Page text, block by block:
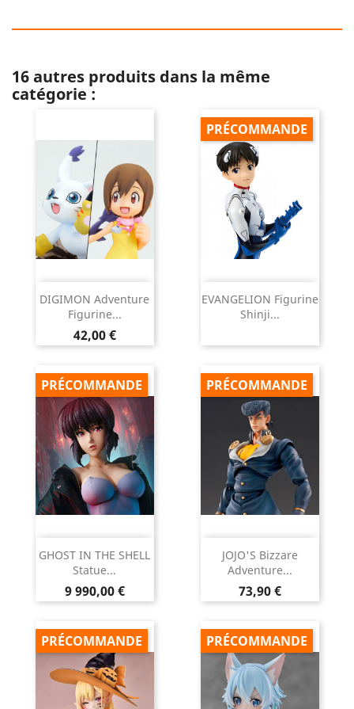
16 autres produits dans la même
catégorie :
DIGIMON Adventure
Figurine...
Prix
42,00 €
EVANGELION Figurine
Shinji...
PRÉCOMMANDE
GHOST IN THE SHELL
Statue...
Prix
9 990,00 €
PRÉCOMMANDE
JOJO'S Bizzare
Adventure...
Prix
73,90 €
PRÉCOMMANDE
PRÉCOMMANDE PRÉCOMMANDE